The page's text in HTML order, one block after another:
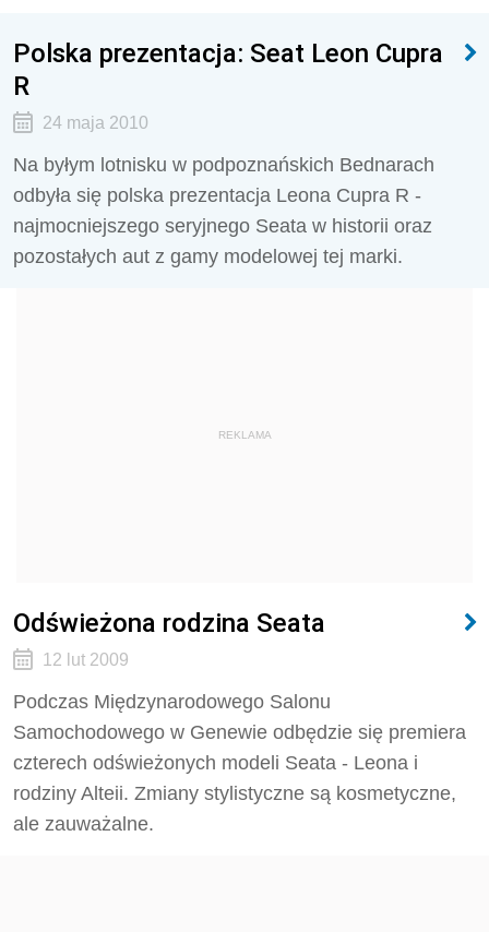
Polska prezentacja: Seat Leon Cupra
R
24 maja 2010
Na byłym lotnisku w podpoznańskich Bednarach
odbyła się polska prezentacja Leona Cupra R -
najmocniejszego seryjnego Seata w historii oraz
pozostałych aut z gamy modelowej tej marki.
REKLAMA
Odświeżona rodzina Seata
12 lut 2009
Podczas Międzynarodowego Salonu
Samochodowego w Genewie odbędzie się premiera
czterech odświeżonych modeli Seata - Leona i
rodziny Alteii. Zmiany stylistyczne są kosmetyczne,
ale zauważalne.